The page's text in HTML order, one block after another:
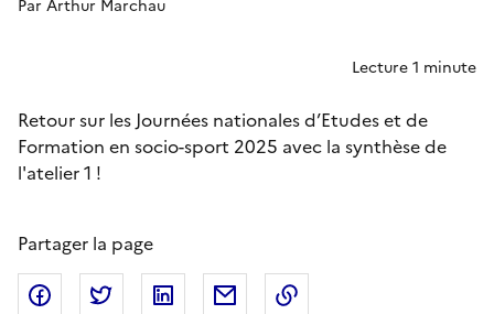
Lecture 1 minute
Retour sur les Journées nationales d’Etudes et de
Formation en socio-sport 2025 avec la synthèse de
l'atelier 1 !
Partager la page
Partager sur Facebook
Partager sur Twitter
Partager sur LinkedIn
Partager par email